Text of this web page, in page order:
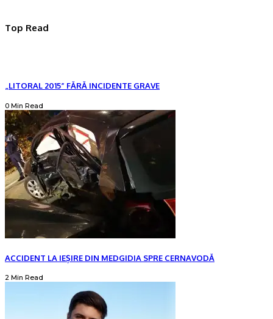
Top Read
„LITORAL 2015” FĂRĂ INCIDENTE GRAVE
0 Min Read
ACCIDENT LA IEȘIRE DIN MEDGIDIA SPRE CERNAVODĂ
2 Min Read